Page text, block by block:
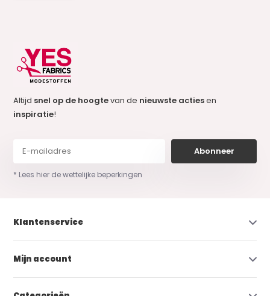
Altijd snel op de hoogtevan de nieuwste actiesen
inspiratie!
Abonneer
* Lees hier de wettelijke beperkingen
Klantenservice
Mijn account